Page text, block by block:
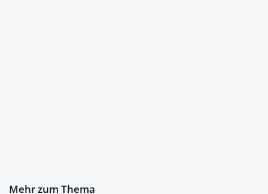
Mehr zum Thema